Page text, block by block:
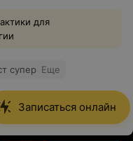
для
супер Еще
Записаться онлайн